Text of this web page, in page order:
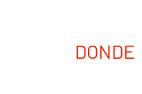
DONDE